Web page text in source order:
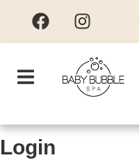
Login